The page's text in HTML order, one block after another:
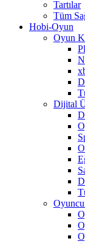
Tartılar
Tüm
Hobi-Oyun
Oyun
Dijital
Oyuncu